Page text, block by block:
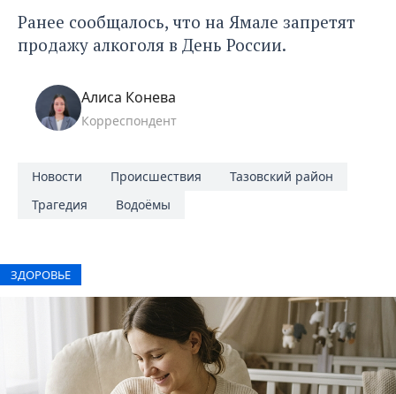
Ранее сообщалось, что на Ямале запретят
продажу алкоголя в День России.
Алиса Конева
Корреспондент
Новости Происшествия
Тазовский район
Трагедия
Водоёмы
ЗДОРОВЬЕ